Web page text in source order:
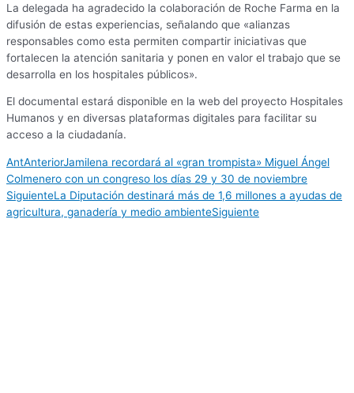
La delegada ha agradecido la colaboración de Roche Farma en la
difusión de estas experiencias, señalando que «alianzas
responsables como esta permiten compartir iniciativas que
fortalecen la atención sanitaria y ponen en valor el trabajo que se
desarrolla en los hospitales públicos».
El documental estará disponible en la web del proyecto Hospitales
Humanos y en diversas plataformas digitales para facilitar su
acceso a la ciudadanía.
AntAnteriorJamilena recordará al «gran trompista» Miguel Ángel
Colmenero con un congreso los días 29 y 30 de noviembre
SiguienteLa Diputación destinará más de 1,6 millones a ayudas de
agricultura, ganadería y medio ambienteSiguiente